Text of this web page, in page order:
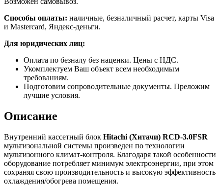
Способы оплаты: наличные, безналичный расчет, карты Visa
и Mastercard, Яндекс-деньги.
Для юридических лиц:
Оплата по безналу без наценки. Цены с НДС.
Укомплектуем Ваш объект всем необходимым
требованиям.
Подготовим сопроводительные документы. Преложим
лучшие условия.
Описание
Внутренний кассетный блок Hitachi (Хитачи) RCD-3.0FSR
мультизональной системы произведен по технологии
мультизонного климат-контроля. Благодаря такой особенности
оборудование потребляет минимум электроэнергии, при этом
сохраняя свою производительность и высокую эффективность
охлаждения/обогрева помещения.